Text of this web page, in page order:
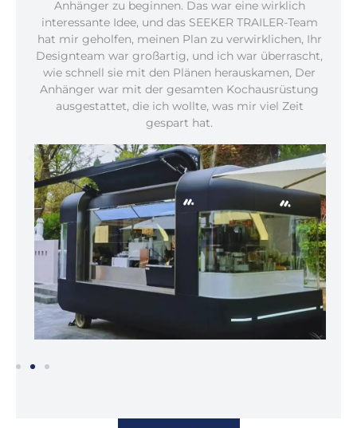
Anhänger zu beginnen. Das war eine wirklich
interessante Idee, und das SEEKER TRAILER-Team
hat mir geholfen, meinen Plan zu verwirklichen, Ihr
Designteam war großartig, und ich war überrascht,
wie schnell sie mit den Plänen herauskamen, Der
Anhänger war mit der gesamten Kochausrüstung
ausgestattet, die ich wollte, was mir viel Zeit
gespart hat.